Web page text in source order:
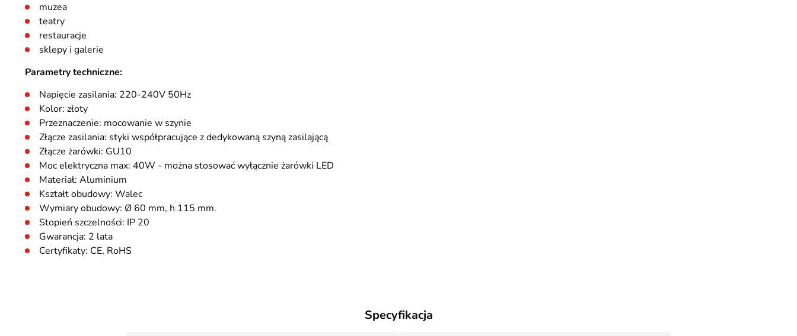
muzea
teatry
restauracje
sklepy i galerie
Parametry techniczne:
Napięcie zasilania: 220-240V 50Hz
Kolor: złoty
Przeznaczenie: mocowanie w szynie
Złącze zasilania: styki współpracujące z dedykowaną szyną zasilającą
Złącze żarówki: GU10
Moc elektryczna max: 40W - można stosować wyłącznie żarówki LED
Materiał: Aluminium
Kształt obudowy: Walec
Wymiary obudowy: Ø 60 mm, h 115 mm.
Stopień szczelności: IP 20
Gwarancja: 2 lata
Certyfikaty: CE, RoHS
Specyfikacja